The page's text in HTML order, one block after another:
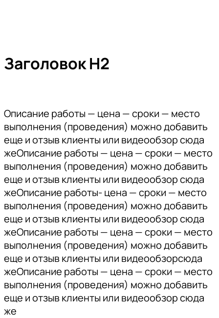
Заголовок Н2
Описание работы — цена — сроки — место
выполнения (проведения) можно добавить
еще и отзыв клиенты или видеообзор сюда
жеОписание работы — цена — сроки — место
выполнения (проведения) можно добавить
еще и отзыв клиенты или видеообзор сюда
жеОписание работы- цена — сроки — место
выполнения (проведения) можно добавить
еще и отзыв клиенты или видеообзор сюда
жеОписание работы — цена — сроки — место
выполнения (проведения) можно добавить
еще и отзыв клиенты или видеообзорсюда
жеОписание работы — цена — сроки — место
выполнения (проведения) можно добавить
еще и отзыв клиенты или видеообзор сюда
же